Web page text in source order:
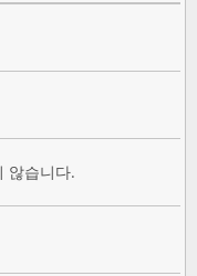
않습니다.